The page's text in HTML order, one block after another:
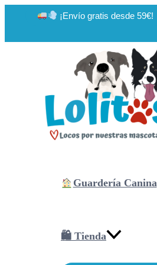
¡Envío gratis desde 59€!
Guardería Canina
🛍 Tienda